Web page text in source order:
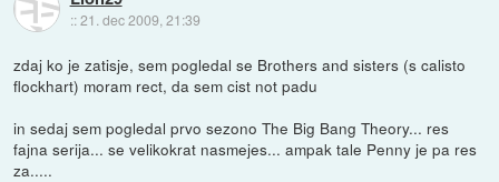
::21. dec 2009, 21:39
zdaj ko je zatisje, sem pogledal se Brothers and sisters (s calisto
flockhart) moram rect, da sem cist not padu
in sedaj sem pogledal prvo sezono The Big Bang Theory... res
fajna serija... se velikokrat nasmejes... ampak tale Penny je pa res
za.....